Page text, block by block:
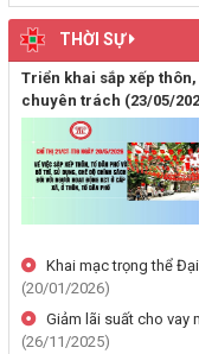
Thông báo về việc
quyền sử dụng đất
Ngọc Loan. Thường trú
(06/08/2026, 00:00)
V/v công khai Quyết
UBND tỉnh Đắk Lắk về
bàn tỉnh Đắk Lắk
(04/08/2026, 00:00)
Thông báo về việc niêm
thường, hỗ trợ khi Nhà
THỜI SỰ
Triển khai sắp xếp
chuyên trách (23/05/
Khai mạc trọng thể
(20/01/2026)
Giảm lãi suất cho vay
(26/11/2025)